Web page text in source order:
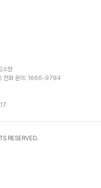
소현
| 전화 문의: 1666-9784
RESERVED.